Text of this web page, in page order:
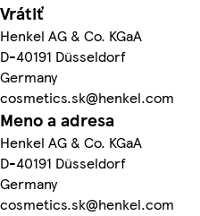
Vrátiť
Henkel AG & Co. KGaA
D-40191 Düsseldorf
Germany
cosmetics.sk@henkel.com
Meno a adresa
Henkel AG & Co. KGaA
D-40191 Düsseldorf
Germany
cosmetics.sk@henkel.com